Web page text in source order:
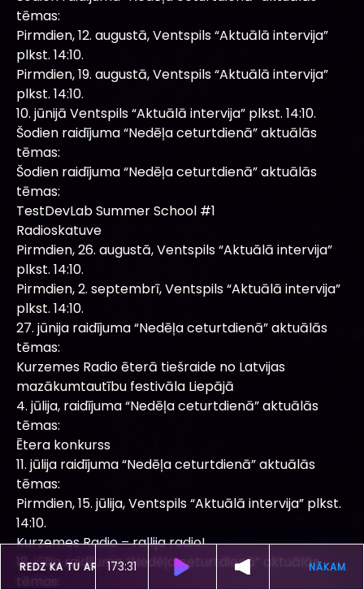
SKANTUMSA -REDZ KA TU AR MANI
173:27
tēmas:
Pirmdien, 12. augustā, Ventspils “Aktuālā intervija”
plkst. 14:10.
Pirmdien, 19. augustā, Ventspils “Aktuālā intervija”
plkst. 14:10.
10. jūnijā Ventspils “Aktuālā intervija” plkst. 14:10.
Šodien raidījuma “Nedēļa ceturtdienā” aktuālās
tēmas:
Šodien raidījuma “Nedēļa ceturtdienā” aktuālās
tēmas:
TestDevLab Summer School #1
Radioskatuve
Pirmdien, 26. augustā, Ventspils “Aktuālā intervija”
plkst. 14:10.
Pirmdien, 2. septembrī, Ventspils “Aktuālā intervija”
plkst. 14:10.
27. jūnija raidījuma “Nedēļa ceturtdienā” aktuālās
tēmas:
Kurzemes Radio ēterā tiešraide no Latvijas
mazākumtautību festivāla Liepājā
4. jūlija, raidījuma “Nedēļa ceturtdienā” aktuālās
tēmas:
Ētera konkurss
11. jūlija raidījuma “Nedēļa ceturtdienā” aktuālās
tēmas:
Pirmdien, 15. jūlija, Ventspils “Aktuālā intervija” plkst.
14:10.
Kurzemes Radio – rallija radio!
18. jūlija raidījuma “Nedēļa ceturtdienā” aktuālās
tēmas: